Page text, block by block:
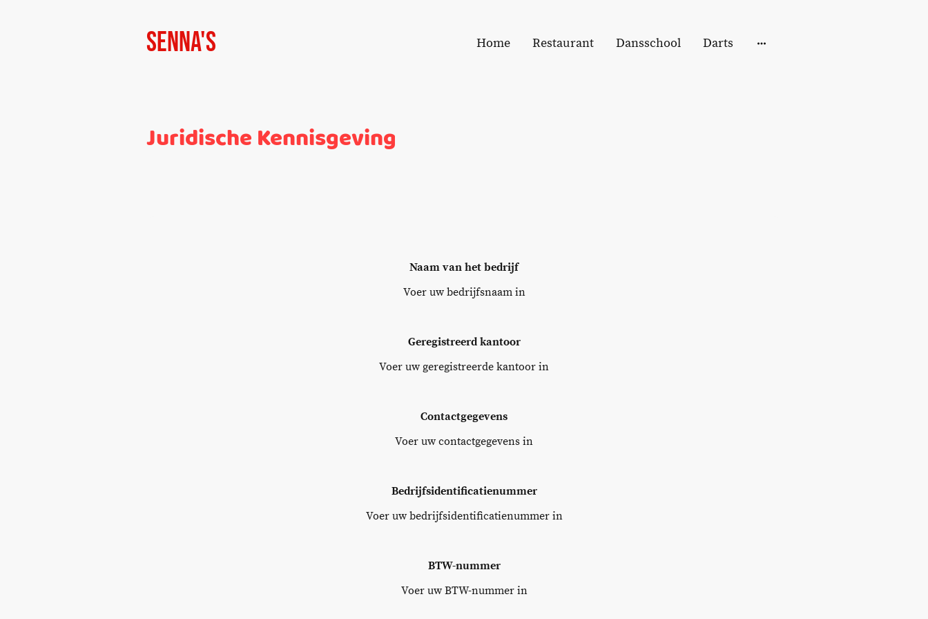
Senna's Home Restaurant Dansschool Darts
Juridische Kennisgeving
Naam van het bedrijf
Voer uw bedrijfsnaam in
Geregistreerd kantoor
Voer uw geregistreerde kantoor in
Contactgegevens
Voer uw contactgegevens in
Bedrijfsidentificatienummer
Voer uw bedrijfsidentificatienummer in
BTW-nummer
Voer uw BTW-nummer in